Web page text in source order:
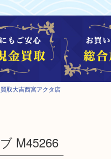
取大吉西宮アクタ店
M45266